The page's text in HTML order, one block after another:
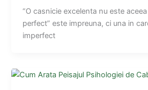
“O casnicie excelenta nu este
perfect” este impreuna, ci una in
imperfect